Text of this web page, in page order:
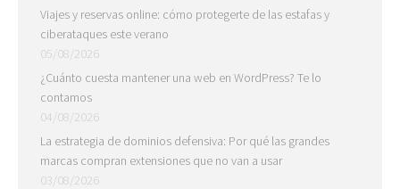
Viajes y reservas online: cómo protegerte de las estafas y
ciberataques este verano
05/08/2026
¿Cuánto cuesta mantener una web en WordPress? Te lo
contamos
04/08/2026
La estrategia de dominios defensiva: Por qué las grandes
marcas compran extensiones que no van a usar
03/08/2026